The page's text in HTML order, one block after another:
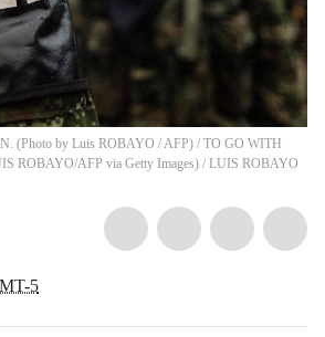
(Photo by Luis ROBAYO / AFP) / TO GO WITH
ROBAYO/AFP via Getty Images) / LUIS ROBAYO
5